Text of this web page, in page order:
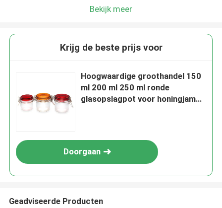
Bekijk meer
Krijg de beste prijs voor
Hoogwaardige groothandel 150
ml 200 ml 250 ml ronde
glasopslagpot voor honingjam
Doorgaan
Geadviseerde Producten